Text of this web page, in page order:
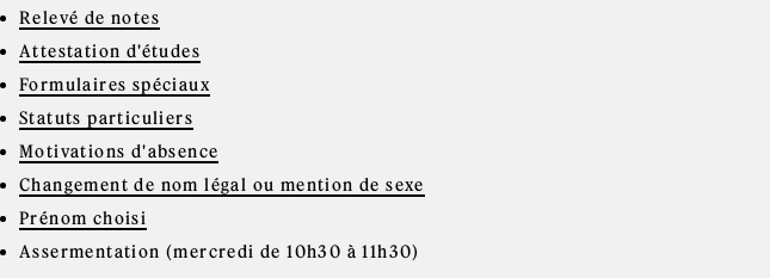
Relevé de notes
Attestation d'études
Formulaires spéciaux
Statuts particuliers
Motivations d'absence
Changement de nom légal ou mention de sexe
Prénom choisi
Assermentation (mercredi de 10h30 à 11h30)